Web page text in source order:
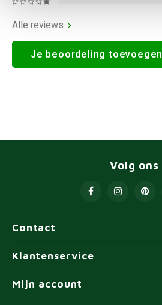
Alle reviews
Je beoordeling toevoegen
Contact
Volg ons
Klantenservice
Mijn account